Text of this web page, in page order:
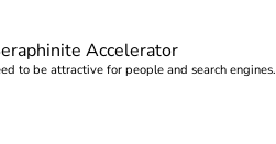
Accelerator
to be attractive for people and search engines.